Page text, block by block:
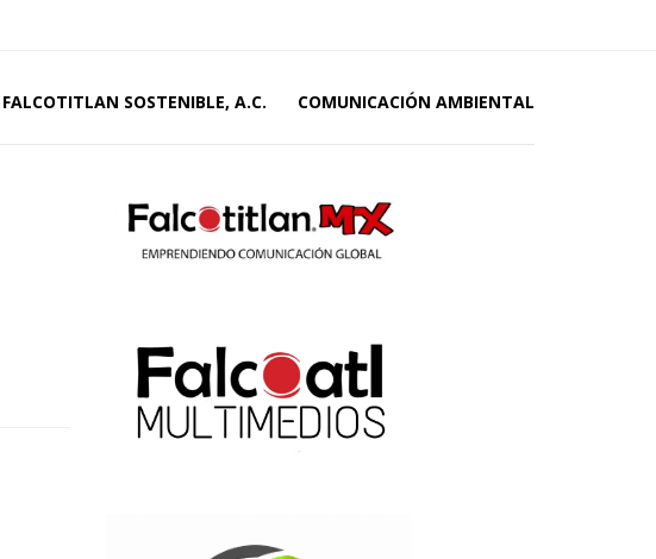
FALCOTITLAN SOSTENIBLE, A.C. COMUNICACIÓN AMBIENTAL